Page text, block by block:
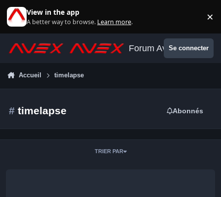
View in the app
A better way to browse. Learn more. ×
Forum AvexSe connecter
Accueil timelapse
# timelapse Abonnés
TRIER PAR